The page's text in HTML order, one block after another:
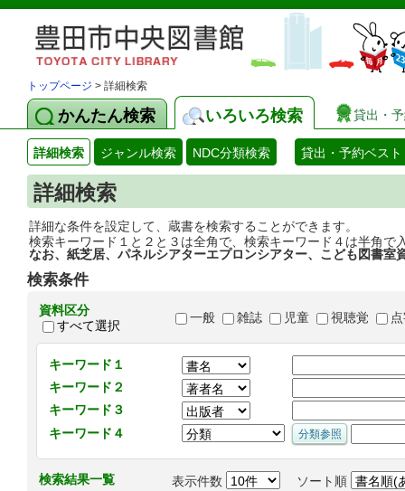
トップページ > 詳細検索
かんたん検索 いろいろ検索 貸出・
詳細検索 ジャンル検索 NDC分類検索 貸出・予約ベスト
詳細検索
詳細な条件を設定して、蔵書を検索することができます。
検索キーワード１と２と３は全角で、検索キーワード４は半角で
なお、紙芝居、パネルシアターエプロンシアター、こども図書室
検索条件
資料区分
すべて選択
一般 雑誌 児童 視聴覚
キーワード１
キーワード２
キーワード３
キーワード４
検索結果一覧 表示件数 ソート順